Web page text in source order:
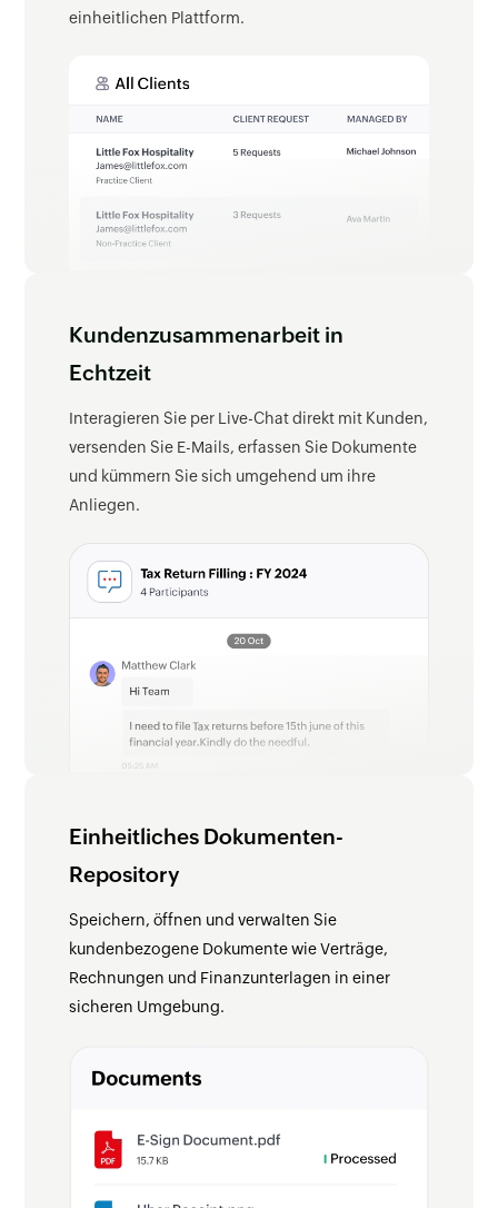
einheitlichen Plattform.
Kundenzusammenarbeit in
Echtzeit
Interagieren Sie per Live-Chat direkt mit Kunden,
versenden Sie E-Mails, erfassen Sie Dokumente
und kümmern Sie sich umgehend um ihre
Anliegen.
Einheitliches Dokumenten-
Repository
Speichern, öffnen und verwalten Sie
kundenbezogene Dokumente wie Verträge,
Rechnungen und Finanzunterlagen in einer
sicheren Umgebung.